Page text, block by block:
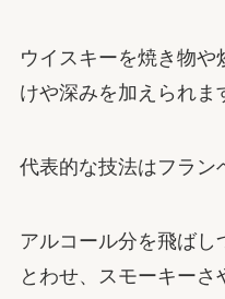
ウイスキーを焼き物
けや深みを加えられま
代表的な技法はフラン
アルコール分を飛ばし
とわせ、スモーキーさ